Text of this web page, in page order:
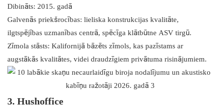
Dibināts: 2015. gadā
Galvenās priekšrocības: lieliska konstrukcijas kvalitāte,
ilgtspējības uzmanības centrā, spēcīga klātbūtne ASV tirgū.
Zīmola stāsts: Kalifornijā bāzēts zīmols, kas pazīstams ar
augstākās kvalitātes, videi draudzīgiem privātuma risinājumiem.
3. Hushoffice